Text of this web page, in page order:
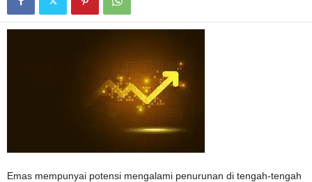
Emas mempunyai potensi mengalami penurunan di tengah-tengah